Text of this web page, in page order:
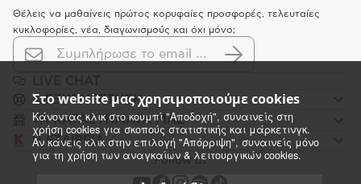
Στο website μας χρησιμοποιούμε cookies
Κάνοντας κλικ στο κουμπί "Αποδοχή", συναινείς στη
χρήση cookies για σκοπούς στατιστικής και μάρκετινγκ.
Αν κάνεις κλικ στην επιλογή "Απόρριψη", συναινείς μόνο
για τη χρήση των αναγκαίων & λειτουργικών cookies.
Θέλεις να μαθαίνεις πρώτος κορυφαίες προσφορές, τελευταίες
κυκλοφορίες, νέα, διαγωνισμούς και όχι μόνο;
K ΕΞΥΠΗΡΕΤΗΣΗ
ΤΑ ΚΑΤΑΣΤΗΜΑΤΑ ΜΑΣ
Η ΕΤΑΙΡΕΙΑ
Follow us